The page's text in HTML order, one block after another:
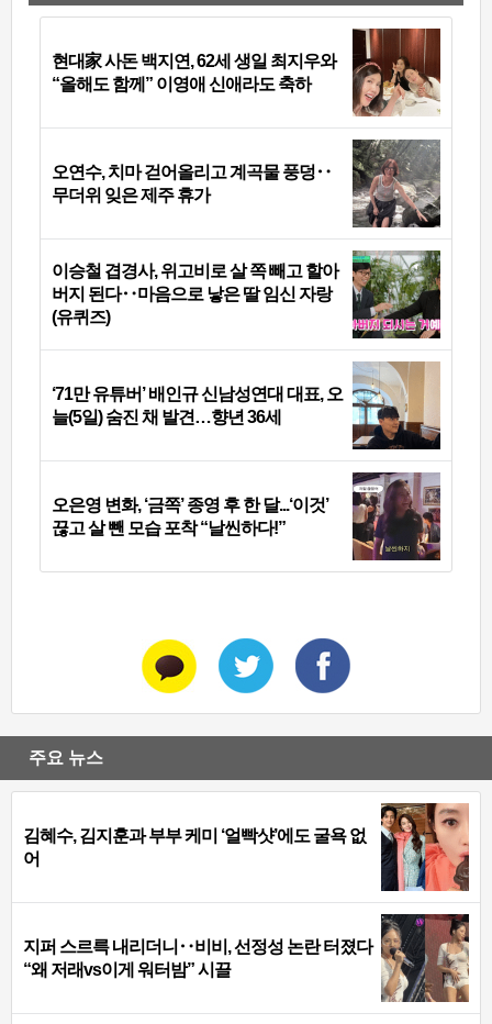
현대家 사돈 백지연, 62세 생일 최지우와
“올해도 함께” 이영애 신애라도 축하
오연수, 치마 걷어올리고 계곡물 풍덩‥
무더위 잊은 제주 휴가
이승철 겹경사, 위고비로 살 쪽 빼고 할아
버지 된다‥마음으로 낳은 딸 임신 자랑
(유퀴즈)
‘71만 유튜버’ 배인규 신남성연대 대표, 오
늘(5일) 숨진 채 발견…향년 36세
오은영 변화, ‘금쪽’ 종영 후 한 달...‘이것’
끊고 살 뺀 모습 포착 “날씬하다!”
주요 뉴스
김혜수, 김지훈과 부부 케미 ‘얼빡샷’에도 굴욕 없
어
지퍼 스르륵 내리더니‥비비, 선정성 논란 터졌다
“왜 저래vs이게 워터밤” 시끌